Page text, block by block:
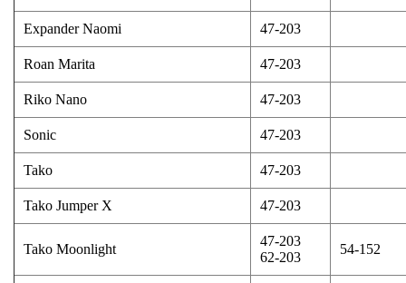
Expander Naomi 47-203
Roan Marita 47-203
Riko Nano 47-203
Sonic 47-203
Tako 47-203
Tako Jumper X 47-203
Tako Moonlight
47-203
62-203
54-152